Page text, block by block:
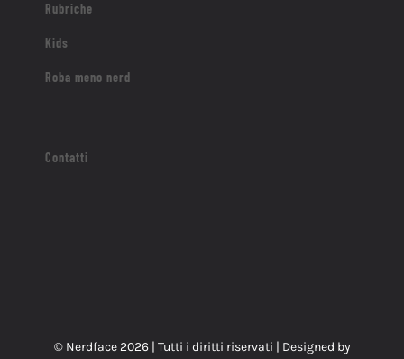
Rubriche
Kids
Roba meno nerd
Contatti
© Nerdface 2026 | Tutti i diritti riservati | Designed by